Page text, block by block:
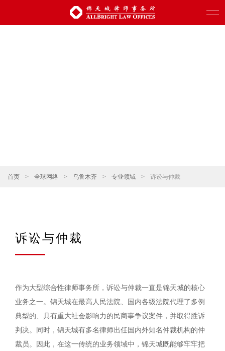
首页 > 全球网络 > 乌鲁木齐 > 专业领域 > 诉讼与仲裁
诉讼与仲裁
作为大型综合性律师事务所，诉讼与仲裁一直是锦天城的核心
业务之一。锦天城在最高人民法院、国内各级法院代理了多例
典型的、具有重大社会影响力的民商事争议案件，并取得胜诉
判决。同时，锦天城有多名律师出任国内外知名仲裁机构的仲
裁员。因此，在这一传统的业务领域中，锦天城既能够牢牢把